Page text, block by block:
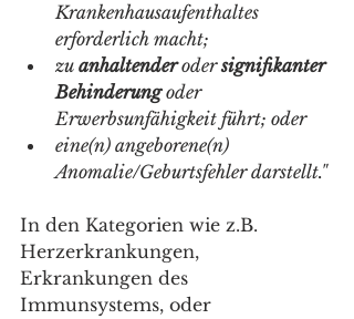
Krankenhausaufenthaltes
erforderlich macht;
zu anhaltender oder signifikanter
Behinderung oder
Erwerbsunfähigkeit führt; oder
eine(n) angeborene(n)
Anomalie/Geburtsfehler darstellt."
In den Kategorien wie z.B.
Herzerkrankungen,
Erkrankungen des
Immunsystems, oder